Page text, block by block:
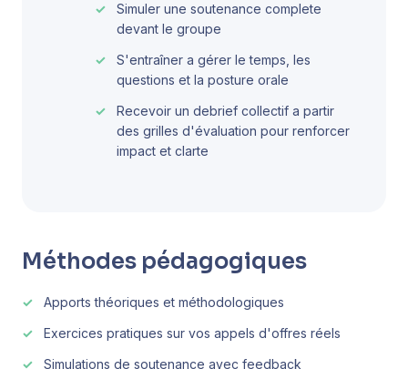
Simuler une soutenance complete
devant le groupe
S'entraîner a gérer le temps, les
questions et la posture orale
Recevoir un debrief collectif a partir
des grilles d'évaluation pour renforcer
impact et clarte
Méthodes pédagogiques
Apports théoriques et méthodologiques
Exercices pratiques sur vos appels d'offres réels
Simulations de soutenance avec feedback